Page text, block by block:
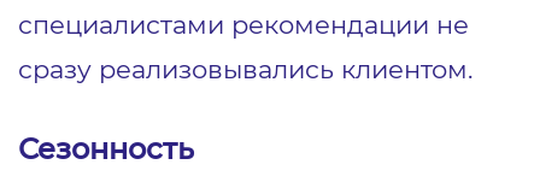
специалистами рекомендации не
сразу реализовывались клиентом.
Сезонность